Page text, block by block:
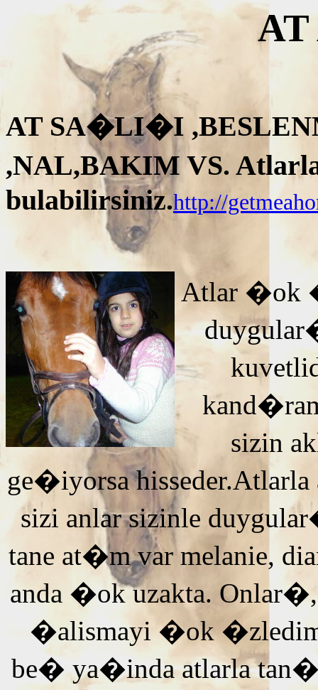
AT SA�LI�I
,NAL,BAKIM VS.
bulabilirsiniz.http://
Atlar �ok
sizin
ge�iyorsa
sizi anlar sizinle
tane at�m var melanie,
anda �ok uzakta.
�alismayi �ok
be� ya�inda atlarla